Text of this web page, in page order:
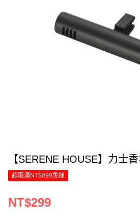
【SERENE HOUSE】力士
超取滿NT$899免運
NT$299